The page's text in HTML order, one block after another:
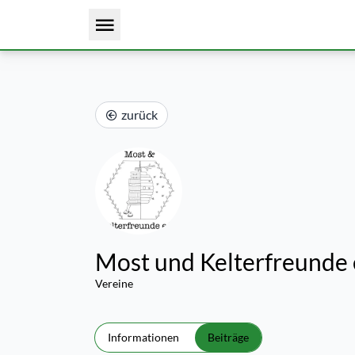
zurück
Most und Kelterfreunde
Vereine
Informationen Beiträge